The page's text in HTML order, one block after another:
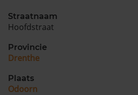
Straatnaam
Hoofdstraat
Provincie
Drenthe
Plaats
Odoorn